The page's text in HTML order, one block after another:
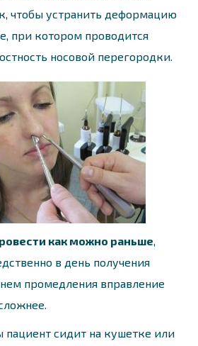
чтобы устранить деформацию
при котором проводится
носовой перегородки.
как можно раньше
в день получения
промедления вправление
сидит на кушетке или